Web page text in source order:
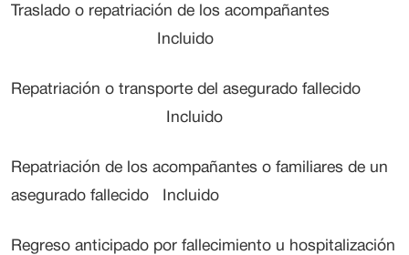
Traslado o repatriación de los acompañantes
Incluido
Repatriación o transporte del asegurado fallecido
Incluido
Repatriación de los acompañantes o familiares de un
asegurado fallecido Incluido
Regreso anticipado por fallecimiento u hospitalización